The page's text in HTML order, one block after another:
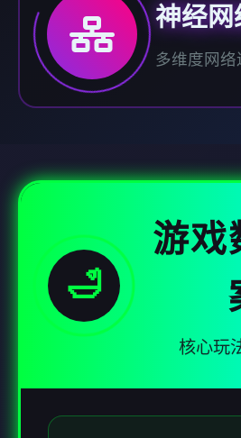
神经网
多维度网
🛁
游戏
核心玩